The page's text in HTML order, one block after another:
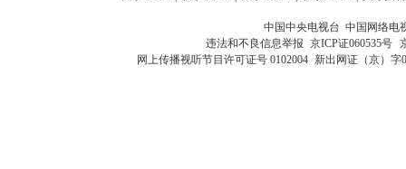
中国中央电视台 中国网络电
违法和不良信息举报 京ICP证060535号
网上传播视听节目许可证号 0102004 新出网证（京）